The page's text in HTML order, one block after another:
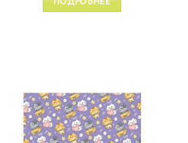
ПОДРОБНЕЕ
Добавить
в список
желаний